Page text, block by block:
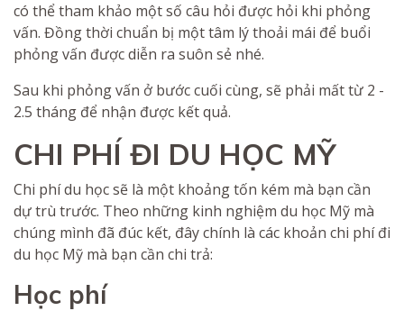
có thể tham khảo một số câu hỏi được hỏi khi phỏng
vấn. Đồng thời chuẩn bị một tâm lý thoải mái để buổi
phỏng vấn được diễn ra suôn sẻ nhé.
Sau khi phỏng vấn ở bước cuối cùng, sẽ phải mất từ 2 -
2.5 tháng để nhận được kết quả.
CHI PHÍ ĐI DU HỌC MỸ
Chi phí du học sẽ là một khoảng tốn kém mà bạn cần
dự trù trước. Theo những kinh nghiệm du học Mỹ mà
chúng mình đã đúc kết, đây chính là các khoản chi phí đi
du học Mỹ mà bạn cần chi trả:
Học phí